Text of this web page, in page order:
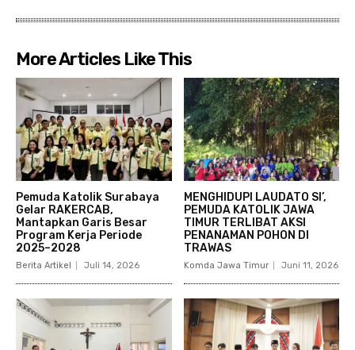
More Articles Like This
Pemuda Katolik Surabaya
Gelar RAKERCAB,
Mantapkan Garis Besar
Program Kerja Periode
2025–2028
Berita Artikel Juli 14, 2026
MENGHIDUPI LAUDATO SI’,
PEMUDA KATOLIK JAWA
TIMUR TERLIBAT AKSI
PENANAMAN POHON DI
TRAWAS
Komda Jawa Timur Juni 11, 2026